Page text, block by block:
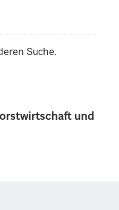
und
Suche.